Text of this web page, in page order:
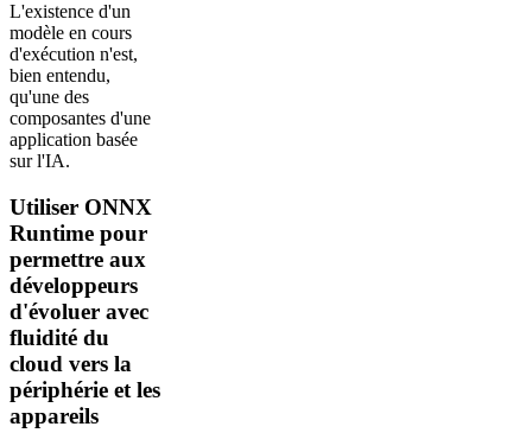
L'existence d'un
modèle en cours
d'exécution n'est,
bien entendu,
qu'une des
composantes d'une
application basée
sur l'IA.
Utiliser ONNX
Runtime pour
permettre aux
développeurs
d'évoluer avec
fluidité du
cloud vers la
périphérie et les
appareils